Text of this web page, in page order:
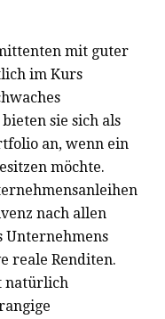
mit guter
im Kurs
sie sich als
an, wenn ein
möchte.
nach allen
Unternehmens
reale Renditen.
natürlich